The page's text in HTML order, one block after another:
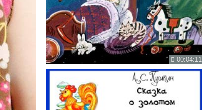
00:04:11